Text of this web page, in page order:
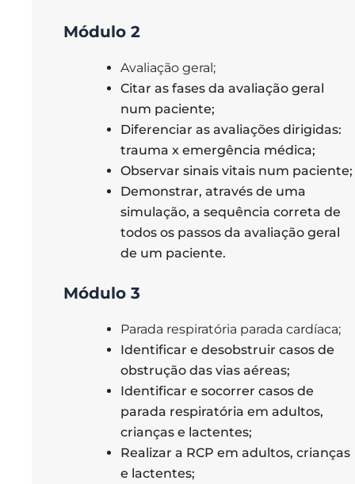
Módulo 2
Avaliação geral;
Citar as fases da avaliação geral
num paciente;
Diferenciar as avaliações dirigidas:
trauma x emergência médica;
Observar sinais vitais num paciente;
Demonstrar, através de uma
simulação, a sequência correta de
todos os passos da avaliação geral
de um paciente.
Módulo 3
Parada respiratória parada cardíaca;
Identificar e desobstruir casos de
obstrução das vias aéreas;
Identificar e socorrer casos de
parada respiratória em adultos,
crianças e lactentes;
Realizar a RCP em adultos, crianças
e lactentes;